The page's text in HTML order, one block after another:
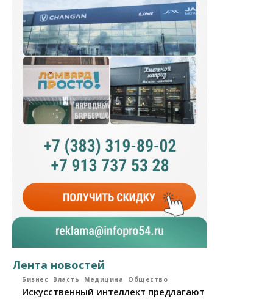
Лента новостей
Бизнес Власть Медицина Общество
Искусственный интеллект предлагают